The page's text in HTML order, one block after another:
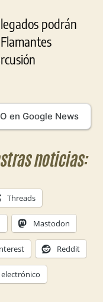
podrán
en Google News
noticias:
Threads
Mastodon
Reddit